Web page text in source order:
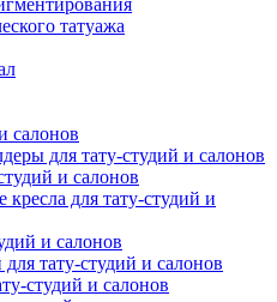
татуажа
салонов
для тату-студий и салонов
и салонов
кресла для тату-студий и
и салонов
тату-студий и салонов
студий и салонов